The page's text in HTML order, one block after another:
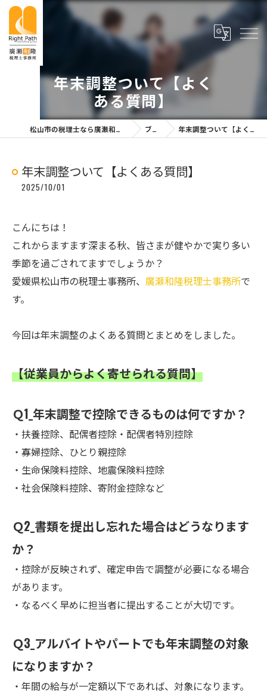
年末調整ついて【よく
ある質問】
松山市の税理士なら廣瀬和隆税理士事務所 ブログ 年末調整ついて【よくある質問】
年末調整ついて【よくある質問】
2025/10/01
こんにちは！
これからますます深まる秋、皆さまが健やかで実り多い
季節を過ごされてますでしょうか？
愛媛県松山市の税理士事務所、 廣瀬和隆税理士事務所で
す。
今回は年末調整のよくある質問とまとめをしました。
【従業員からよく寄せられる質問】
Ｑ1_年末調整で控除できるものは何ですか？
・扶養控除、配偶者控除・配偶者特別控除
・寡婦控除、ひとり親控除
・生命保険料控除、地震保険料控除
・社会保険料控除、寄附金控除など
Ｑ2_書類を提出し忘れた場合はどうなります
か？
・控除が反映されず、確定申告で調整が必要になる場合
があります。
・なるべく早めに担当者に提出することが大切です。
Ｑ3_アルバイトやパートでも年末調整の対象
になりますか？
・年間の給与が一定額以下であれば、対象になります。